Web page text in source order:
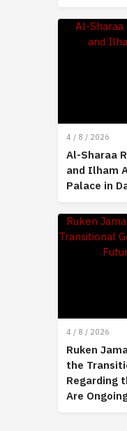
4 / 8 / 2026
Al-Sharaa
and Ilham
Palace in
4 / 8 / 2026
Ruken
the
Regarding
Are